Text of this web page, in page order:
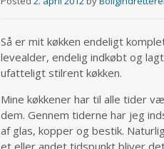
Så er mit køkken endeligt
levealder, endelig indkøbt og
ufatteligt stilrent køkken.
Mine køkkener har til alle tider
dem. Gennem tiderne har jeg
af glas, kopper og bestik.
et eller andet tidspunkt bliver